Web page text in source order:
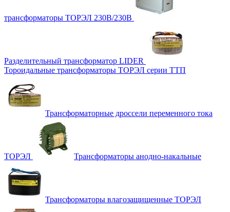
трансформаторы ТОРЭЛ 230В/230В
Разделительный трансформатор LIDER
Тороидальные трансформаторы ТОРЭЛ серии ТТП
Трансформаторные дроссели переменного тока
ТОРЭЛ Трансформаторы анодно-накальные
Трансформаторы влагозащищенные ТОРЭЛ